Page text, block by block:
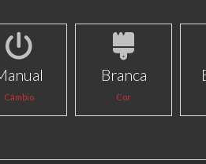
Câmbio
Branca
Cor